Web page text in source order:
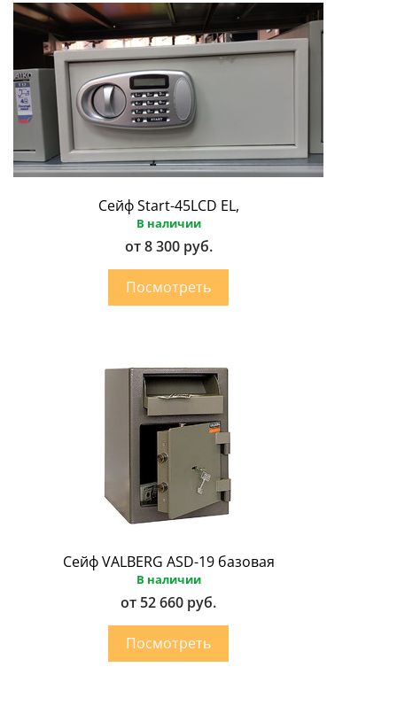
Сейф Start-45LCD EL,
В наличии
от 8 300 руб.
Сейф VALBERG ASD-19 базовая
В наличии
от 52 660 руб.